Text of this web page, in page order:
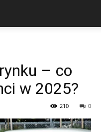
– co
w 2025?
0
210